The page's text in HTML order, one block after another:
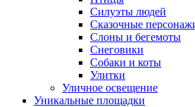
Силуэты людей
Сказочные
Слоны и бегемоты
Снеговики
Собаки и коты
Улитки
Уличное освещение
Уникальные площадки